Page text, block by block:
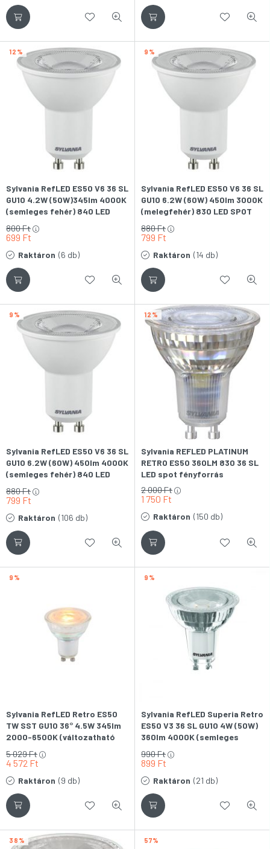
12
Sylvania RefLED ES50 V6 36 SL
GU10 4.2W (50W)345lm 4000K
(semleges fehér) 840 LED
699 Ft
800Ft
Raktáron (6 db)
9
Sylvania RefLED ES50 V6 36 SL
GU10 6.2W (60W) 450lm 3000K
(melegfehér) 830 LED SPOT
799 Ft
880Ft
Raktáron (14 db)
9
Sylvania RefLED ES50 V6 36 SL
GU10 6.2W (60W) 450lm 4000K
(semleges fehér) 840 LED
799 Ft
880Ft
Raktáron (106 db)
12
Sylvania REFLED PLATINUM
RETRO ES50 360LM 830 36 SL
LED spot fényforrás
1 750 Ft
2 000Ft
Raktáron (150 db)
9
Sylvania RefLED Retro ES50
TW SST GU10 36° 4.5W 345lm
2000-6500K (változatható
fényforrás
4 572 Ft
5 029Ft
Raktáron (9 db)
9
Sylvania RefLED Superia Retro
ES50 V3 36 SL GU10 4W (50W)
360lm 4000K (semleges
fényforrás
899 Ft
990Ft
Raktáron (21 db)
38 57